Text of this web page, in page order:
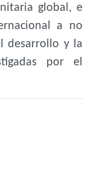
global, e
a no
desarrollo y la
por el